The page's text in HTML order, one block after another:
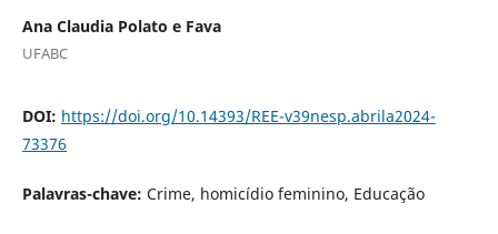
Ana Claudia Polato e Fava
UFABC
DOI: https://doi.org/10.14393/REE-v39nesp.abrila2024-
73376
Palavras-chave: Crime, homicídio feminino, Educação